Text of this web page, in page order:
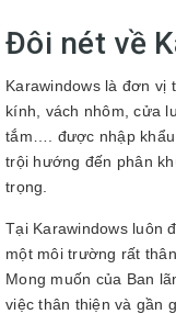
Đôi nét về
Karawindows là đơn vị
kính, vách nhôm, cửa
tắm…. được nhập
trội hướng đến phân
trọng.
Tại Karawindows luôn
một môi trường rất
Mong muốn của Ban
việc thân thiện và gần